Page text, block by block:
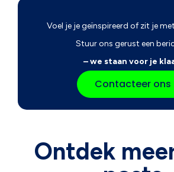
Voel je je geïnspireerd of zit je
Stuur ons gerust een
– we staan voor je
Contacteer ons
Ontdek